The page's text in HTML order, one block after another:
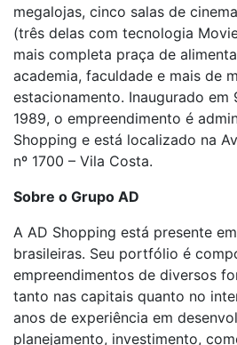
megalojas, cinco salas de
(três delas com tecnologia
mais completa praça de
academia, faculdade e mais de
estacionamento. Inaugurado em
1989, o empreendimento é
Shopping e está localizado na
nº 1700 – Vila Costa.
Sobre o Grupo AD
A AD Shopping está presente
brasileiras. Seu portfólio é
empreendimentos de diversos
tanto nas capitais quanto no
anos de experiência em
planejamento, investimento,